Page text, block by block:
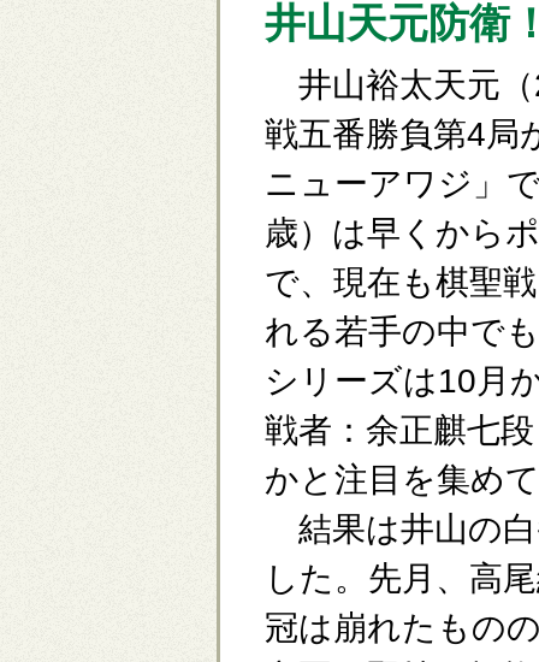
井山天元防衛
井山裕太天元（
戦五番勝負第4局
ニューアワジ」
歳）は早くから
で、現在も棋聖
れる若手の中で
シリーズは10月
戦者：余正麒七
かと注目を集め
結果は井山の白
した。先月、高
冠は崩れたもの